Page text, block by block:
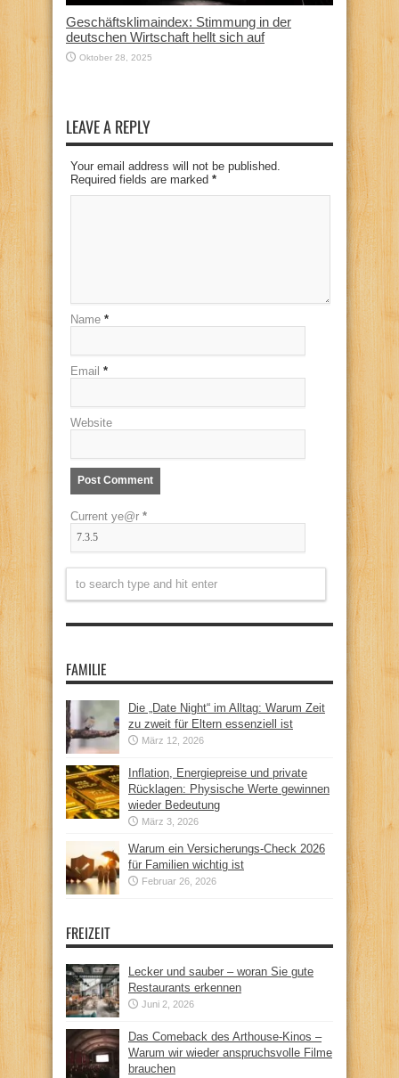
Geschäftsklimaindex: Stimmung in der
deutschen Wirtschaft hellt sich auf
Oktober 28, 2025
LEAVE A REPLY
Your email address will not be published.
Required fields are marked *
Name *
Email *
Website
Current ye@r *
FAMILIE
Die „Date Night“ im Alltag: Warum Zeit
zu zweit für Eltern essenziell ist
März 12, 2026
Inflation, Energiepreise und private
Rücklagen: Physische Werte gewinnen
wieder Bedeutung
März 3, 2026
Warum ein Versicherungs-Check 2026
für Familien wichtig ist
Februar 26, 2026
FREIZEIT
Lecker und sauber – woran Sie gute
Restaurants erkennen
Juni 2, 2026
Das Comeback des Arthouse-Kinos –
Warum wir wieder anspruchsvolle Filme
brauchen